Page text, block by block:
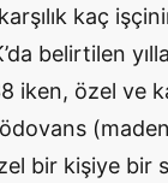
kaç
belirtilen
iken, özel ve
bir kişiye bir